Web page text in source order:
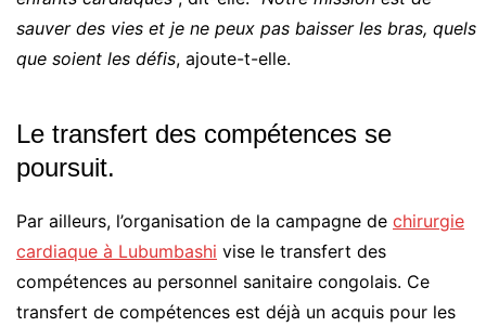
sauver des vies et je ne peux pas baisser les bras, quels
que soient les défis, ajoute-t-elle.
Le transfert des compétences se
poursuit.
Par ailleurs, l’organisation de la campagne de chirurgie
cardiaque à Lubumbashi vise le transfert des
compétences au personnel sanitaire congolais. Ce
transfert de compétences est déjà un acquis pour les